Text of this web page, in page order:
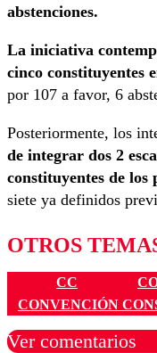
abstenciones.
La iniciativa
cinco constituyentes
por 107 a favor, 6
Posteriormente, los
de integrar dos 2
constituyentes de los
siete ya definidos
OTROS
CC
CONVENCIÓN
Ver comentarios